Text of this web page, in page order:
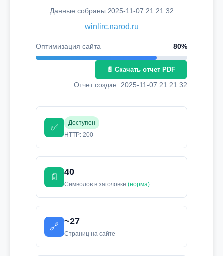
Данные собраны 2025-11-07 21:21:32
winlirc.narod.ru
Оптимизация сайта 80%
📄 Скачать отчет PDF
Отчет создан: 2025-11-07 21:21:32
✅
Доступен
HTTP: 200
📄
40
Символов в заголовке (норма)
🔗
~27
Страниц на сайте